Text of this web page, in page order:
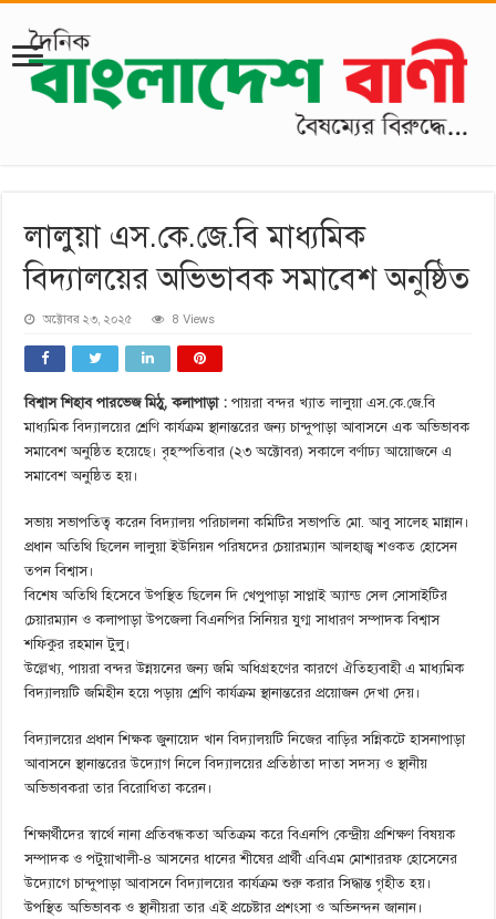
লালুয়া এস.কে.জে.বি মাধ্যমিক
বিদ্যালয়ের অভিভাবক সমাবেশ অনুষ্ঠিত
অক্টোবর ২৩, ২০২৫ 8 Views
বিশ্বাস শিহাব পারভেজ মিঠু, কলাপাড়া :পায়রা বন্দর খ্যাত লালুয়া এস.কে.জে.বি
মাধ্যমিক বিদ্যালয়ের শ্রেণি কার্যক্রম স্থানান্তরের জন্য চান্দুপাড়া আবাসনে এক অভিভাবক
সমাবেশ অনুষ্ঠিত হয়েছে। বৃহস্পতিবার (২৩ অক্টোবর) সকালে বর্ণাঢ্য আয়োজনে এ
সমাবেশ অনুষ্ঠিত হয়।
সভায় সভাপতিত্ব করেন বিদ্যালয় পরিচালনা কমিটির সভাপতি মো. আবু সালেহ মান্নান।
প্রধান অতিথি ছিলেন লালুয়া ইউনিয়ন পরিষদের চেয়ারম্যান আলহাজ্ব শওকত হোসেন
তপন বিশ্বাস।
বিশেষ অতিথি হিসেবে উপস্থিত ছিলেন দি খেপুপাড়া সাপ্লাই অ্যান্ড সেল সোসাইটির
চেয়ারম্যান ও কলাপাড়া উপজেলা বিএনপির সিনিয়র যুগ্ম সাধারণ সম্পাদক বিশ্বাস
শফিকুর রহমান টুলু।
উল্লেখ্য, পায়রা বন্দর উন্নয়নের জন্য জমি অধিগ্রহণের কারণে ঐতিহ্যবাহী এ মাধ্যমিক
বিদ্যালয়টি জমিহীন হয়ে পড়ায় শ্রেণি কার্যক্রম স্থানান্তরের প্রয়োজন দেখা দেয়।
বিদ্যালয়ের প্রধান শিক্ষক জুনায়েদ খান বিদ্যালয়টি নিজের বাড়ির সন্নিকটে হাসনাপাড়া
আবাসনে স্থানান্তরের উদ্যোগ নিলে বিদ্যালয়ের প্রতিষ্ঠাতা দাতা সদস্য ও স্থানীয়
অভিভাবকরা তার বিরোধিতা করেন।
শিক্ষার্থীদের স্বার্থে নানা প্রতিবন্ধকতা অতিক্রম করে বিএনপি কেন্দ্রীয় প্রশিক্ষণ বিষয়ক
সম্পাদক ও পটুয়াখালী-৪ আসনের ধানের শীষের প্রার্থী এবিএম মোশাররফ হোসেনের
উদ্যোগে চান্দুপাড়া আবাসনে বিদ্যালয়ের কার্যক্রম শুরু করার সিদ্ধান্ত গৃহীত হয়।
উপস্থিত অভিভাবক ও স্থানীয়রা তার এই প্রচেষ্টার প্রশংসা ও অভিনন্দন জানান।